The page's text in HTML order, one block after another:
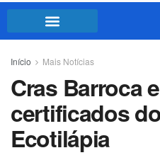
Início Mais Notícias
Cras Barroca
certificados
Ecotilápia